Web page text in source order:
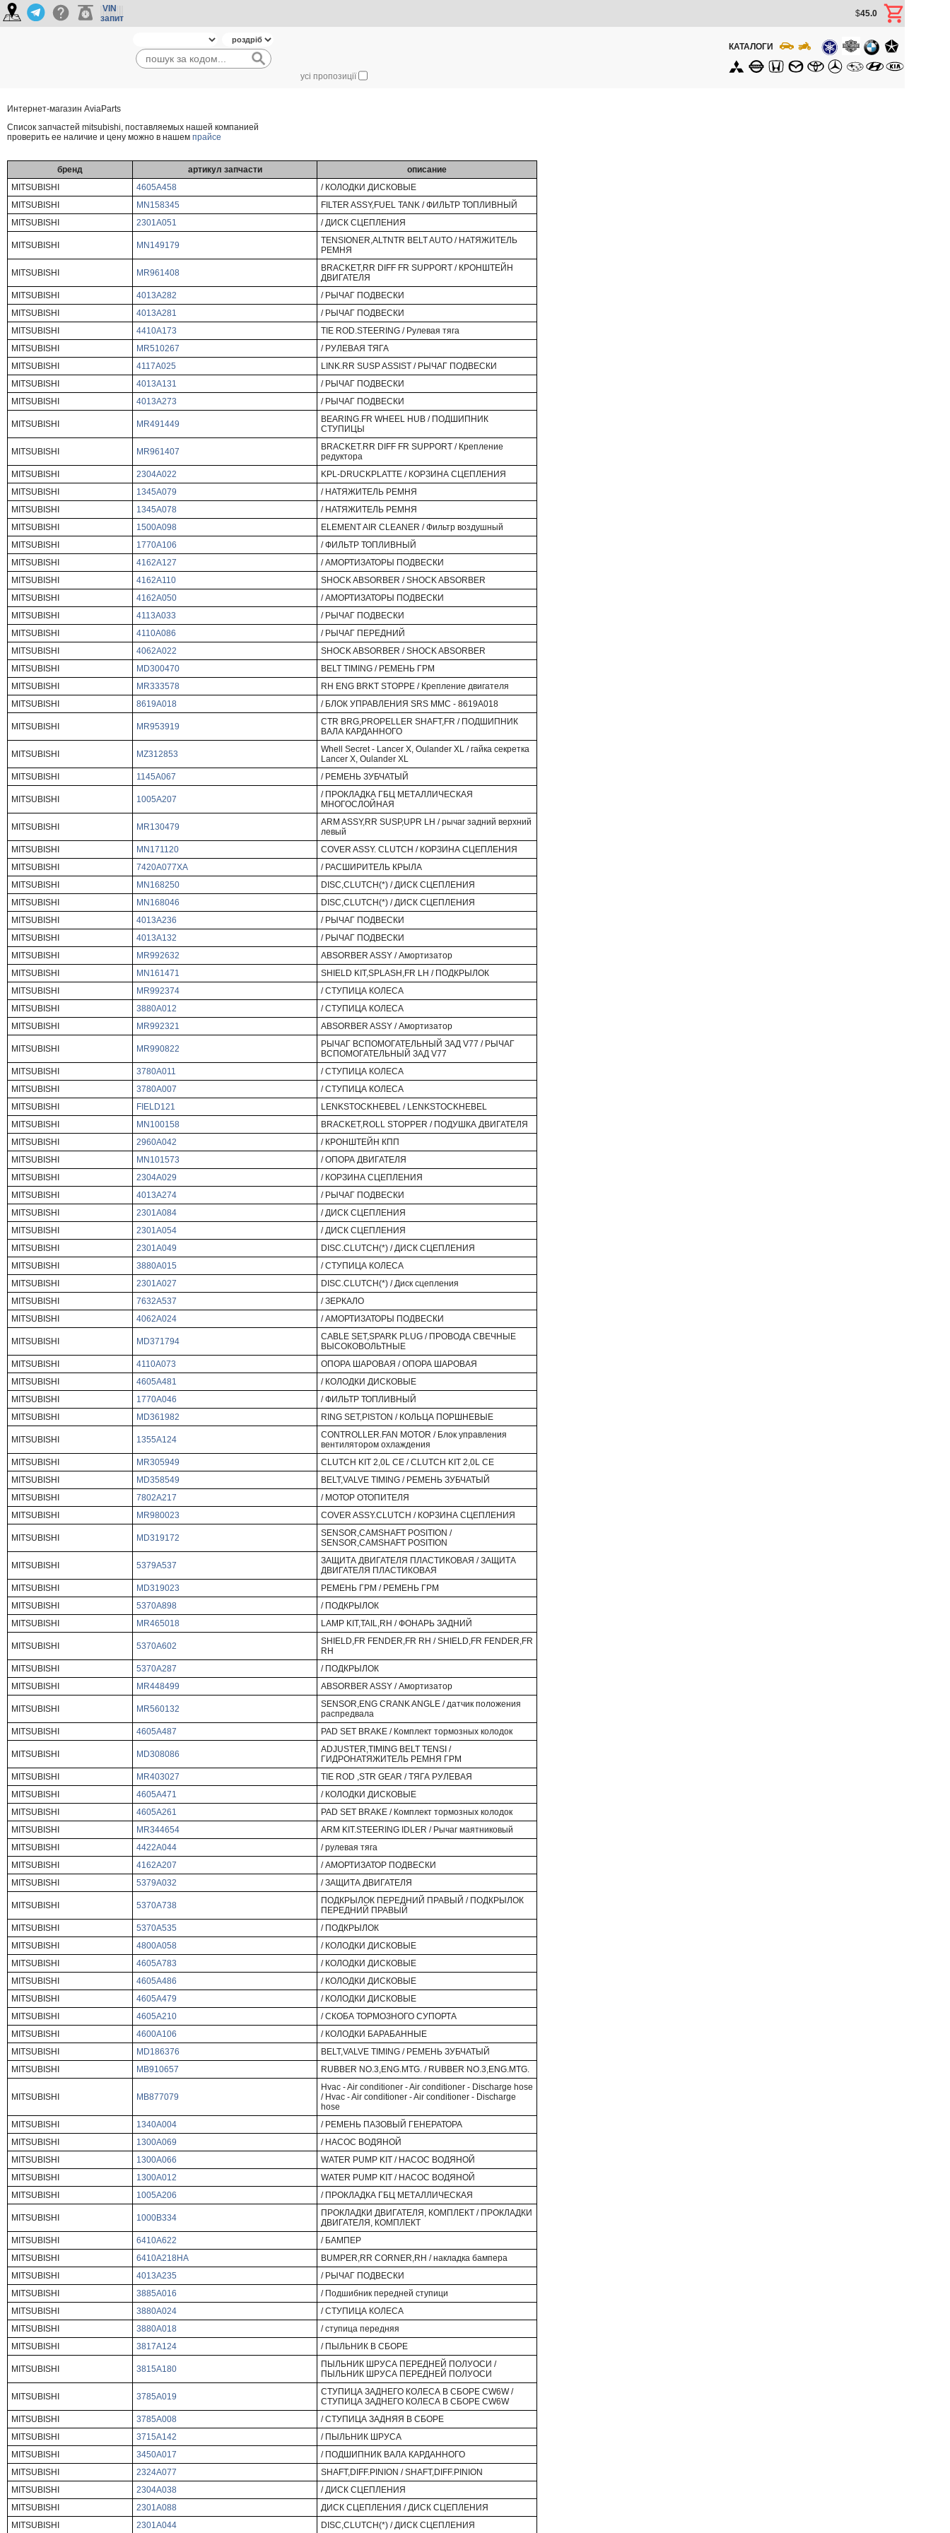
VIN
запит
$45.0
усі пропозиції
КАТАЛОГИ
Интернет-магазин AviaParts
Cписок запчастей mitsubishi, поставляемых нашей компанией
проверить ее наличие и цену можно в нашем прайсе
бренд артикул запчасти
описание
MITSUBISHI
4605A458
/ КОЛОДКИ ДИСКОВЫЕ
MITSUBISHI
MN158345
FILTER ASSY,FUEL TANK / ФИЛЬТР ТОПЛИВНЫЙ
MITSUBISHI
2301A051 / ДИСК СЦЕПЛЕНИЯ
MITSUBISHI MN149179
TENSIONER,ALTNTR BELT AUTO / НАТЯЖИТЕЛЬ
РЕМНЯ
MITSUBISHI MR961408
BRACKET,RR DIFF FR SUPPORT / КРОНШТЕЙН
ДВИГАТЕЛЯ
MITSUBISHI
4013A282
/ РЫЧАГ ПОДВЕСКИ
MITSUBISHI
4013A281
/ РЫЧАГ ПОДВЕСКИ
MITSUBISHI
4410A173
TIE ROD.STEERING / Рулевая тяга
MITSUBISHI
MR510267
/ РУЛЕВАЯ ТЯГА
MITSUBISHI
4117A025
LINK.RR SUSP ASSIST / РЫЧАГ ПОДВЕСКИ
MITSUBISHI
4013A131
/ РЫЧАГ ПОДВЕСКИ
MITSUBISHI
4013A273 / РЫЧАГ ПОДВЕСКИ
MITSUBISHI MR491449
BEARING.FR WHEEL HUB / ПОДШИПНИК
СТУПИЦЫ
MITSUBISHI MR961407
BRACKET.RR DIFF FR SUPPORT / Крепление
редуктора
MITSUBISHI
2304A022
KPL-DRUCKPLATTE / КОРЗИНА СЦЕПЛЕНИЯ
MITSUBISHI
1345A079
/ НАТЯЖИТЕЛЬ РЕМНЯ
MITSUBISHI
1345A078
/ НАТЯЖИТЕЛЬ РЕМНЯ
MITSUBISHI
1500A098
ELEMENT AIR CLEANER / Фильтр воздушный
MITSUBISHI
1770A106
/ ФИЛЬТР ТОПЛИВНЫЙ
MITSUBISHI
4162A127
/ АМОРТИЗАТОРЫ ПОДВЕСКИ
MITSUBISHI
4162A110
SHOCK ABSORBER / SHOCK ABSORBER
MITSUBISHI
4162A050
/ АМОРТИЗАТОРЫ ПОДВЕСКИ
MITSUBISHI
4113A033
/ РЫЧАГ ПОДВЕСКИ
MITSUBISHI
4110A086
/ РЫЧАГ ПЕРЕДНИЙ
MITSUBISHI
4062A022
SHOCK ABSORBER / SHOCK ABSORBER
MITSUBISHI
MD300470
BELT TIMING / РЕМЕНЬ ГРМ
MITSUBISHI
MR333578
RH ENG BRKT STOPPE / Крепление двигателя
MITSUBISHI
8619A018 / БЛОК УПРАВЛЕНИЯ SRS MMC - 8619A018
MITSUBISHI MR953919
CTR BRG,PROPELLER SHAFT,FR / ПОДШИПНИК
ВАЛА КАРДАННОГО
MITSUBISHI MZ312853
Whell Secret - Lancer X, Oulander XL / гайка секретка
Lancer X, Oulander XL
MITSUBISHI
1145A067 / РЕМЕНЬ ЗУБЧАТЫЙ
MITSUBISHI 1005A207
/ ПРОКЛАДКА ГБЦ МЕТАЛЛИЧЕСКАЯ
МНОГОСЛОЙНАЯ
MITSUBISHI MR130479
ARM ASSY,RR SUSP,UPR LH / рычаг задний верхний
левый
MITSUBISHI
MN171120
COVER ASSY. CLUTCH / КОРЗИНА СЦЕПЛЕНИЯ
MITSUBISHI
7420A077XA
/ РАСШИРИТЕЛЬ КРЫЛА
MITSUBISHI
MN168250
DISC,CLUTCH(*) / ДИСК СЦЕПЛЕНИЯ
MITSUBISHI
MN168046
DISC,CLUTCH(*) / ДИСК СЦЕПЛЕНИЯ
MITSUBISHI
4013A236
/ РЫЧАГ ПОДВЕСКИ
MITSUBISHI
4013A132
/ РЫЧАГ ПОДВЕСКИ
MITSUBISHI
MR992632
ABSORBER ASSY / Амортизатор
MITSUBISHI
MN161471
SHIELD KIT,SPLASH,FR LH / ПОДКРЫЛОК
MITSUBISHI
MR992374
/ СТУПИЦА КОЛЕСА
MITSUBISHI
3880A012
/ СТУПИЦА КОЛЕСА
MITSUBISHI
MR992321 ABSORBER ASSY / Амортизатор
MITSUBISHI MR990822
РЫЧАГ ВСПОМОГАТЕЛЬНЫЙ ЗАД V77 / РЫЧАГ
ВСПОМОГАТЕЛЬНЫЙ ЗАД V77
MITSUBISHI
3780A011
/ СТУПИЦА КОЛЕСА
MITSUBISHI
3780A007
/ СТУПИЦА КОЛЕСА
MITSUBISHI
FIELD121
LENKSTOCKHEBEL / LENKSTOCKHEBEL
MITSUBISHI
MN100158
BRACKET,ROLL STOPPER / ПОДУШКА ДВИГАТЕЛЯ
MITSUBISHI
2960A042
/ КРОНШТЕЙН КПП
MITSUBISHI
MN101573
/ ОПОРА ДВИГАТЕЛЯ
MITSUBISHI
2304A029
/ КОРЗИНА СЦЕПЛЕНИЯ
MITSUBISHI
4013A274
/ РЫЧАГ ПОДВЕСКИ
MITSUBISHI
2301A084
/ ДИСК СЦЕПЛЕНИЯ
MITSUBISHI
2301A054
/ ДИСК СЦЕПЛЕНИЯ
MITSUBISHI
2301A049
DISC.CLUTCH(*) / ДИСК СЦЕПЛЕНИЯ
MITSUBISHI
3880A015
/ СТУПИЦА КОЛЕСА
MITSUBISHI
2301A027
DISC.CLUTCH(*) / Диск сцепления
MITSUBISHI
7632A537
/ ЗЕРКАЛО
MITSUBISHI
4062A024 / АМОРТИЗАТОРЫ ПОДВЕСКИ
MITSUBISHI MD371794
CABLE SET,SPARK PLUG / ПРОВОДА СВЕЧНЫЕ
ВЫСОКОВОЛЬТНЫЕ
MITSUBISHI
4110A073
ОПОРА ШАРОВАЯ / ОПОРА ШАРОВАЯ
MITSUBISHI
4605A481
/ КОЛОДКИ ДИСКОВЫЕ
MITSUBISHI
1770A046
/ ФИЛЬТР ТОПЛИВНЫЙ
MITSUBISHI
MD361982 RING SET,PISTON / КОЛЬЦА ПОРШНЕВЫЕ
MITSUBISHI 1355A124
CONTROLLER.FAN MOTOR / Блок управления
вентилятором охлаждения
MITSUBISHI
MR305949
CLUTCH KIT 2,0L CE / CLUTCH KIT 2,0L CE
MITSUBISHI
MD358549
BELT,VALVE TIMING / РЕМЕНЬ ЗУБЧАТЫЙ
MITSUBISHI
7802A217
/ МОТОР ОТОПИТЕЛЯ
MITSUBISHI
MR980023 COVER ASSY.CLUTCH / КОРЗИНА СЦЕПЛЕНИЯ
MITSUBISHI MD319172
SENSOR,CAMSHAFT POSITION /
SENSOR,CAMSHAFT POSITION
MITSUBISHI 5379A537
ЗАЩИТА ДВИГАТЕЛЯ ПЛАСТИКОВАЯ / ЗАЩИТА
ДВИГАТЕЛЯ ПЛАСТИКОВАЯ
MITSUBISHI
MD319023
РЕМЕНЬ ГРМ / РЕМЕНЬ ГРМ
MITSUBISHI
5370A898
/ ПОДКРЫЛОК
MITSUBISHI
MR465018 LAMP KIT,TAIL,RH / ФОНАРЬ ЗАДНИЙ
MITSUBISHI 5370A602
SHIELD,FR FENDER,FR RH / SHIELD,FR FENDER,FR
RH
MITSUBISHI
5370A287
/ ПОДКРЫЛОК
MITSUBISHI
MR448499 ABSORBER ASSY / Амортизатор
MITSUBISHI MR560132
SENSOR,ENG CRANK ANGLE / датчик положения
распредвала
MITSUBISHI
4605A487 PAD SET BRAKE / Комплект тормозных колодок
MITSUBISHI MD308086
ADJUSTER,TIMING BELT TENSI /
ГИДРОНАТЯЖИТЕЛЬ РЕМНЯ ГРМ
MITSUBISHI
MR403027
TIE ROD ,STR GEAR / ТЯГА РУЛЕВАЯ
MITSUBISHI
4605A471
/ КОЛОДКИ ДИСКОВЫЕ
MITSUBISHI
4605A261
PAD SET BRAKE / Комплект тормозных колодок
MITSUBISHI
MR344654
ARM KIT.STEERING IDLER / Рычаг маятниковый
MITSUBISHI
4422A044
/ рулевая тяга
MITSUBISHI
4162A207
/ АМОРТИЗАТОР ПОДВЕСКИ
MITSUBISHI
5379A032 / ЗАЩИТА ДВИГАТЕЛЯ
MITSUBISHI 5370A738
ПОДКРЫЛОК ПЕРЕДНИЙ ПРАВЫЙ / ПОДКРЫЛОК
ПЕРЕДНИЙ ПРАВЫЙ
MITSUBISHI
5370A535
/ ПОДКРЫЛОК
MITSUBISHI
4800A058
/ КОЛОДКИ ДИСКОВЫЕ
MITSUBISHI
4605A783
/ КОЛОДКИ ДИСКОВЫЕ
MITSUBISHI
4605A486
/ КОЛОДКИ ДИСКОВЫЕ
MITSUBISHI
4605A479
/ КОЛОДКИ ДИСКОВЫЕ
MITSUBISHI
4605A210
/ СКОБА ТОРМОЗНОГО СУПОРТА
MITSUBISHI
4600A106
/ КОЛОДКИ БАРАБАННЫЕ
MITSUBISHI
MD186376
BELT,VALVE TIMING / РЕМЕНЬ ЗУБЧАТЫЙ
MITSUBISHI
MB910657 RUBBER NO.3,ENG.MTG. / RUBBER NO.3,ENG.MTG.
MITSUBISHI MB877079
Hvac - Air conditioner - Air conditioner - Discharge hose
/ Hvac - Air conditioner - Air conditioner - Discharge
hose
MITSUBISHI
1340A004
/ РЕМЕНЬ ПАЗОВЫЙ ГЕНЕРАТОРА
MITSUBISHI
1300A069
/ НАСОС ВОДЯНОЙ
MITSUBISHI
1300A066
WATER PUMP KIT / НАСОС ВОДЯНОЙ
MITSUBISHI
1300A012
WATER PUMP KIT / НАСОС ВОДЯНОЙ
MITSUBISHI
1005A206 / ПРОКЛАДКА ГБЦ МЕТАЛЛИЧЕСКАЯ
MITSUBISHI 1000B334
ПРОКЛАДКИ ДВИГАТЕЛЯ, КОМПЛЕКТ / ПРОКЛАДКИ
ДВИГАТЕЛЯ, КОМПЛЕКТ
MITSUBISHI
6410A622
/ БАМПЕР
MITSUBISHI
6410A218HA
BUMPER,RR CORNER,RH / накладка бампера
MITSUBISHI
4013A235
/ РЫЧАГ ПОДВЕСКИ
MITSUBISHI
3885A016
/ Подшибник передней ступици
MITSUBISHI
3880A024
/ СТУПИЦА КОЛЕСА
MITSUBISHI
3880A018
/ ступица передняя
MITSUBISHI
3817A124 / ПЫЛЬНИК В СБОРЕ
MITSUBISHI 3815A180
ПЫЛЬНИК ШРУСА ПЕРЕДНЕЙ ПОЛУОСИ /
ПЫЛЬНИК ШРУСА ПЕРЕДНЕЙ ПОЛУОСИ
MITSUBISHI 3785A019
СТУПИЦА ЗАДНЕГО КОЛЕСА В СБОРЕ CW6W /
СТУПИЦА ЗАДНЕГО КОЛЕСА В СБОРЕ CW6W
MITSUBISHI
3785A008
/ СТУПИЦА ЗАДНЯЯ В СБОРЕ
MITSUBISHI
3715A142
/ ПЫЛЬНИК ШРУСА
MITSUBISHI
3450A017
/ ПОДШИПНИК ВАЛА КАРДАННОГО
MITSUBISHI
2324A077
SHAFT,DIFF.PINION / SHAFT,DIFF.PINION
MITSUBISHI
2304A038
/ ДИСК СЦЕПЛЕНИЯ
MITSUBISHI
2301A088
ДИСК СЦЕПЛЕНИЯ / ДИСК СЦЕПЛЕНИЯ
MITSUBISHI
2301A044 DISC,CLUTCH(*) / ДИСК СЦЕПЛЕНИЯ